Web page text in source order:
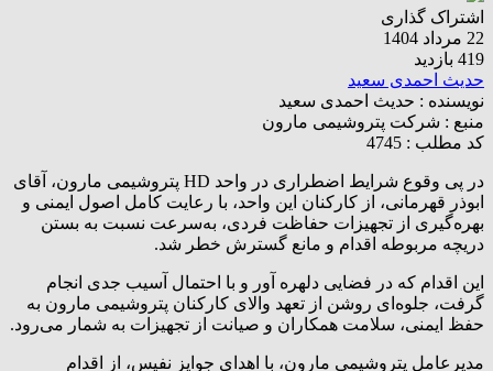
اشتراک گذاری
22 مرداد 1404
419 بازدید
حدیث احمدی سعید
نویسنده : حدیث احمدی سعید
منبع : شرکت پتروشیمی مارون
کد مطلب : 4745
در پی وقوع شرایط اضطراری در واحد HD پتروشیمی مارون، آقای
ابوذر قهرمانی، از کارکنان این واحد، با رعایت کامل اصول ایمنی و
بهره‌گیری از تجهیزات حفاظت فردی، به‌سرعت نسبت به بستن
دریچه مربوطه اقدام و مانع گسترش خطر شد.
این اقدام که در فضایی دلهره آور و با احتمال آسیب جدی انجام
گرفت، جلوه‌ای روشن از تعهد والای کارکنان پتروشیمی مارون به
حفظ ایمنی، سلامت همکاران و صیانت از تجهیزات به شمار می‌رود.
مدیرعامل پتروشیمی مارون، با اهدای جوایز نفیس، از اقدام